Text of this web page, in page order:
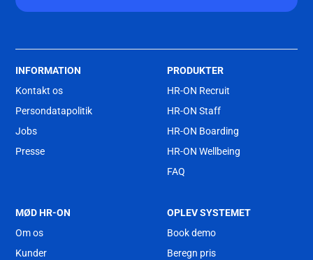
INFORMATION
Kontakt os
Persondatapolitik
Jobs
Presse
PRODUKTER
HR-ON Recruit
HR-ON Staff
HR-ON Boarding
HR-ON Wellbeing
FAQ
MØD HR-ON
Om os
Kunder
OPLEV SYSTEMET
Book demo
Beregn pris